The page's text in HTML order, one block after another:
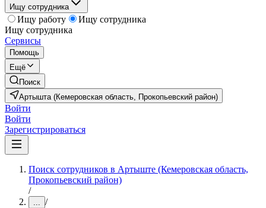
Ищу сотрудника
Ищу работу
Ищу сотрудника
Ищу сотрудника
Сервисы
Помощь
Ещё
Поиск
Артышта (Кемеровская область, Прокопьевский район)
Войти
Войти
Зарегистрироваться
Поиск сотрудников в Артыште (Кемеровская область,
Прокопьевский район)
/
... /